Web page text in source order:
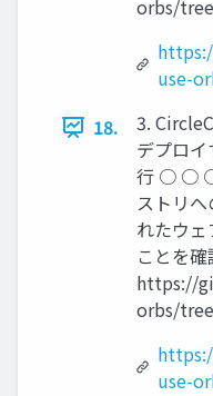
orbs/
use-
18.
3.
デプロ
行 ○ ○ ○
ストリ
れたウ
ことを確
https://
orbs/
use-